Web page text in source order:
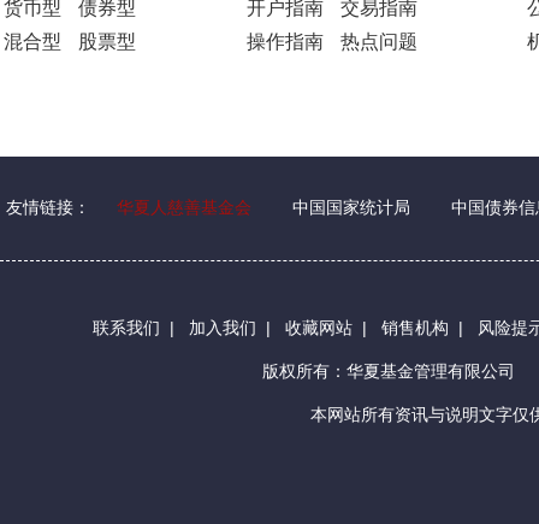
货币型
债券型
混合型
股票型
开户指南
交易指南
操作指南
热点问题
友情链接： 华夏人慈善基金会 中国国家统计局 中国债券信
联系我们 | 加入我们 | 收藏网站 | 销售机构 | 风险提
版权所有：华夏基金管理有限公司
本网站所有资讯与说明文字仅